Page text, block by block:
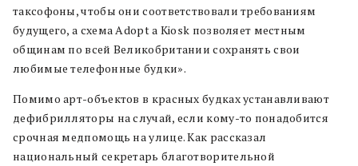
таксофоны, чтобы они соответствовали требованиям
будущего, а схема Adopt a Kiosk позволяет местным
общинам по всей Великобритании сохранять свои
любимые телефонные будки».
Помимо арт-объектов в красных будках устанавливают
дефибрилляторы на случай, если кому-то понадобится
срочная медпомощь на улице. Как рассказал
национальный секретарь благотворительной